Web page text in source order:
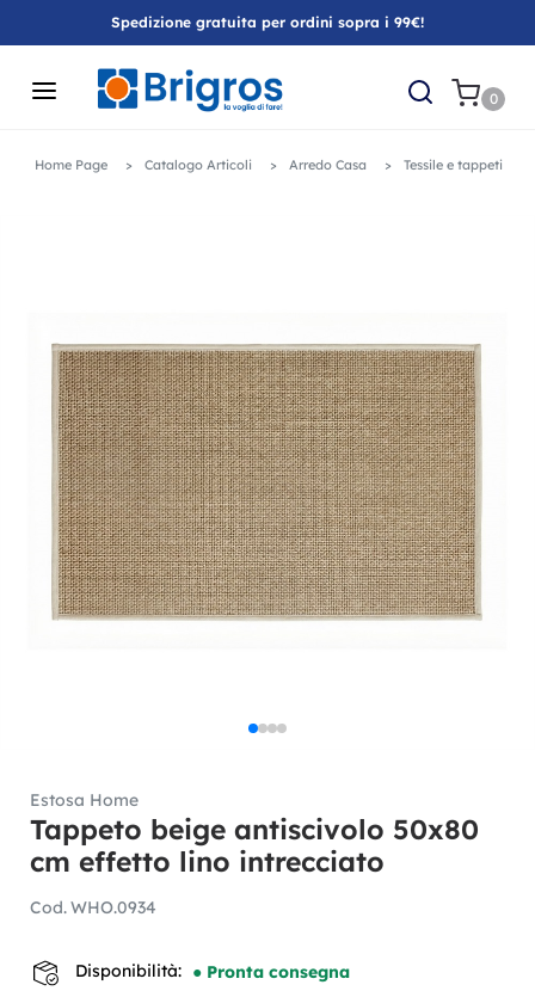
Spedizione gratuita per ordini sopra i 99€!
0
Home Page Catalogo Articoli Arredo Casa Tessile e tappeti
Estosa Home
Tappeto beige antiscivolo 50x80
cm effetto lino intrecciato
Cod.WHO.0934
Disponibilità: ● Pronta consegna